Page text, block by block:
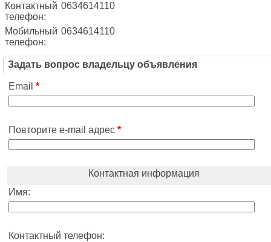
Контактный
телефон:
0634614110
Мобильный
телефон:
0634614110
Задать вопрос владельцу объявления
Email *
Повторите e-mail адрес *
Контактная информация
Имя:
Контактный телефон: